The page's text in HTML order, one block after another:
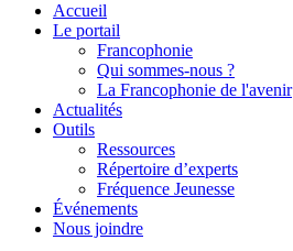
Accueil
Le portail
Francophonie
Qui sommes-nous ?
La Francophonie de l'avenir
Actualités
Outils
Ressources
Répertoire d’experts
Fréquence Jeunesse
Événements
Nous joindre